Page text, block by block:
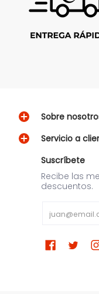
Sobre
Servicio a
Suscríbete
Recibe las
descuentos.